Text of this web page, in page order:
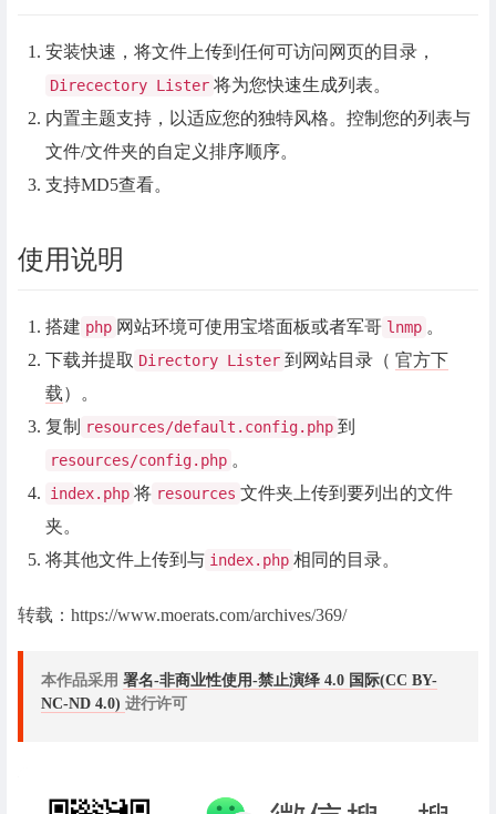
安装快速，将文件上传到任何可访问网页的目录，
Direcectory Lister 将为您快速生成列表。
内置主题支持，以适应您的独特风格。控制您的列表与
文件/文件夹的自定义排序顺序。
支持MD5查看。
使用说明
搭建 php 网站环境可使用宝塔面板或者军哥 lnmp 。
下载并提取 Directory Lister 到网站目录（官方下
载）。
复制
resources/default.config.php 到
resources/config.php 。
index.php 将 resources 文件夹上传到要列出的文件
夹。
将其他文件上传到与 index.php 相同的目录。
转载：https://www.moerats.com/archives/369/
本作品采用 署名-非商业性使用-禁止演绎 4.0 国际(CC BY-
NC-ND 4.0) 进行许可